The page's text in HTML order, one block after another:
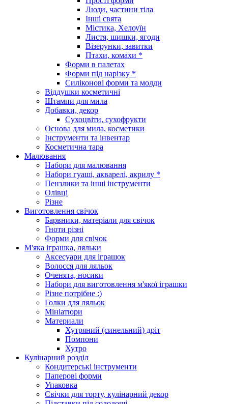
Люди, частини тіла
Інші свята
Містика, Хелоуїн
Листя, шишки, ягоди
Візерунки, завитки
Птахи, комахи *
Форми в палетах
Форми під нарізку *
Силіконові форми та молди
Віддушки косметичні
Штампи для мила
Добавки, декор
Сухоцвіти, сухофрукти
Основа для мила, косметики
Інструменти та інвентар
Косметична тара
Малювання
Набори для малювання
Набори гуаші, акварелі, акрилу *
Пензлики та інші інструменти
Олівці
Різне
Виготовлення свічок
Барвники, матеріали для свічок
Гноти різні
Форми для свічок
М'яка іграшка, ляльки
Аксесуари для іграшок
Волосся для ляльок
Оченята, носики
Набори для виготовлення м'якої іграшки
Різне потрібне :)
Голки для ляльок
Мініатюри
Материали
Хутряний (синельний) дріт
Помпони
Хутро
Кулінарний розділ
Кондитерські інструменти
Паперові форми
Упаковка
Свічки для торту, кулінарний декор